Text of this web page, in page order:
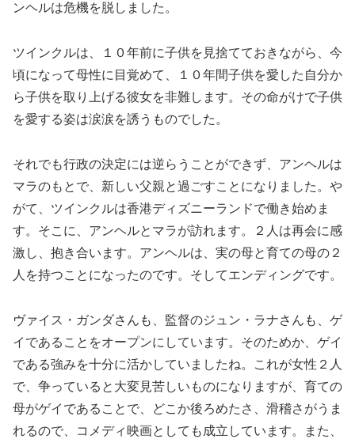
ンヘルは危機を脱しました。
ツインクルは、１０年前に子供を見捨てておきながら、今
頃になって母性に目覚めて、１０年間子供を愛した自分か
ら子供を取り上げる彼女を非難します。その命がけで子供
を愛する姿は涙涙を誘うものでした。
それでも行政の決定には逆らうことができず、アンヘルは
マラのもとで、新しい父親と過ごすことになりました。や
がて、ツインクルは香港ディズニーランドで働き始めま
す。そこに、アンヘルとマラが訪れます。２人は再会に感
激し、抱き合います。アンヘルは、実の母と育ての母の２
人を持つことになったのです。そしてエンディングです。
ヴァイス・ガンダさんも、監督のジュン・ラナさんも、ゲ
イであることをオープンにしています。そのためか、ゲイ
である強みを十分に活かしていましたね。これが女性２人
で、争っていると大変見苦しいものになりますが、育ての
母がゲイであることで、どこか後ろめたさ、滑稽さがうま
れるので、コメディ映画としても成立しています。また、